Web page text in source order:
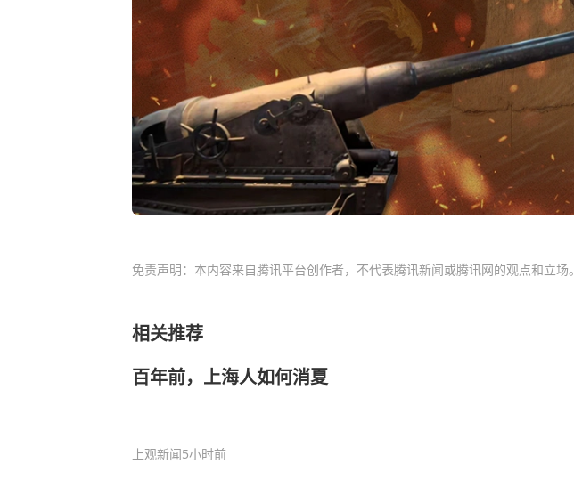
免责声明：本内容来自腾讯平台创作者，不代表腾讯新闻或腾讯网的观点和立场。
相关推荐
百年前，上海人如何消夏
上观新闻5小时前